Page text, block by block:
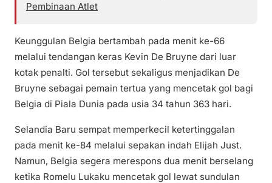
Pembinaan Atlet
Keunggulan Belgia bertambah pada menit ke-66
melalui tendangan keras Kevin De Bruyne dari luar
kotak penalti. Gol tersebut sekaligus menjadikan De
Bruyne sebagai pemain tertua yang mencetak gol bagi
Belgia di Piala Dunia pada usia 34 tahun 363 hari.
Selandia Baru sempat memperkecil ketertinggalan
pada menit ke-84 melalui sepakan indah Elijah Just.
Namun, Belgia segera merespons dua menit berselang
ketika Romelu Lukaku mencetak gol lewat sundulan